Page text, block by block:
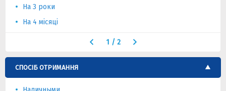
На 3 роки
На 4 місяці
1 / 2
СПОСІБ ОТРИМАННЯ